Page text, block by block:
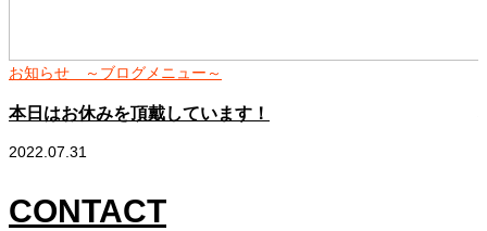
お知らせ ～ブログメニュー～
本日はお休みを頂戴しています！
2022.07.31
CONTACT